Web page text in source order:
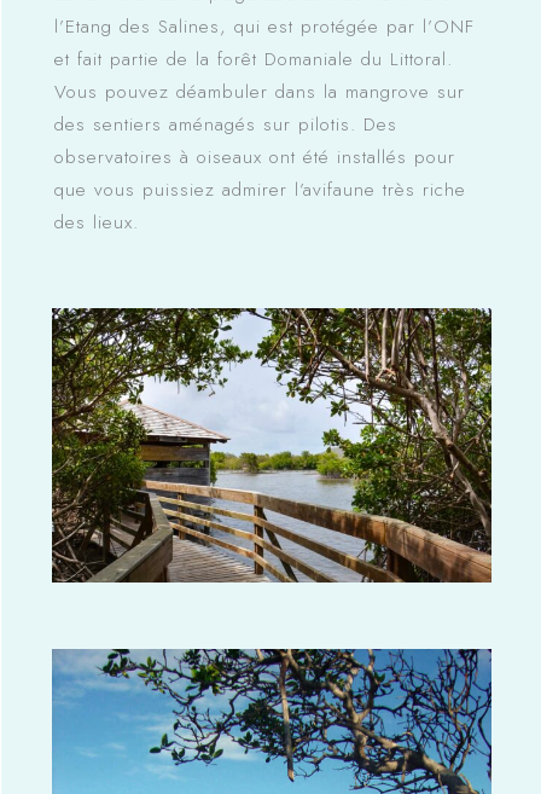
l’Etang des Salines, qui est protégée par l’ONF
et fait partie de la forêt Domaniale du Littoral.
Vous pouvez déambuler dans la mangrove sur
des sentiers aménagés sur pilotis. Des
observatoires à oiseaux ont été installés pour
que vous puissiez admirer l’avifaune très riche
des lieux.